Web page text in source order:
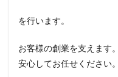
を行います。
お客様の創業を支えます。
安心してお任せください。